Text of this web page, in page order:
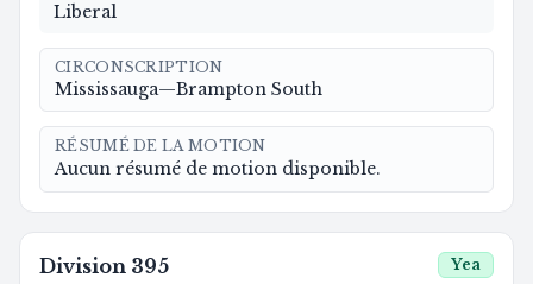
Liberal
CIRCONSCRIPTION
Mississauga—Brampton South
RÉSUMÉ DE LA MOTION
Aucun résumé de motion disponible.
Division 395 Yea